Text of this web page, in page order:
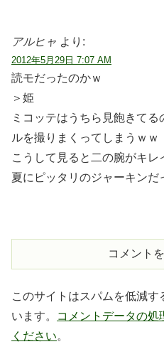
アルヒャ より:
2012年5月29日 7:07 AM
読モだったのかｗ
＞姫
ミコッテはうちら見飽きて
ルを撮りまくってしまうｗｗ
こうして見ると二の腕がキレ
夏にピッタリのジャーキンだ
コメント
このサイトはスパムを低減す
います。
コメントデータの処
ください。